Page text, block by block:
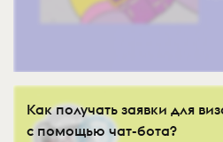
Как получать заявки для
с помощью чат-бота?